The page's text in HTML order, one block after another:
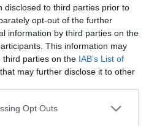
disclosed to third parties prior to
opt-out of the further
information by third parties on the
This information may
third parties on the IAB’s List of
that may further disclose it to other
Opt Outs